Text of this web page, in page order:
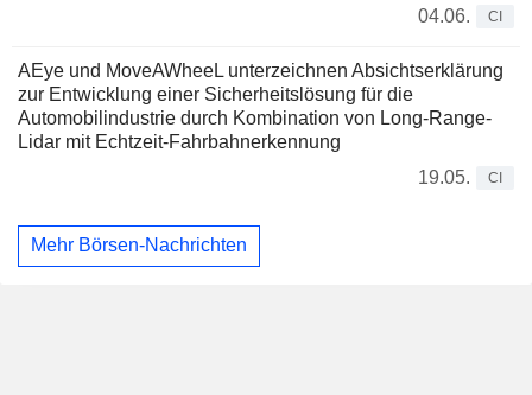
04.06.
CI
AEye und MoveAWheeL unterzeichnen Absichtserklärung
zur Entwicklung einer Sicherheitslösung für die
Automobilindustrie durch Kombination von Long-Range-
Lidar mit Echtzeit-Fahrbahnerkennung
19.05.
CI
Mehr Börsen-Nachrichten